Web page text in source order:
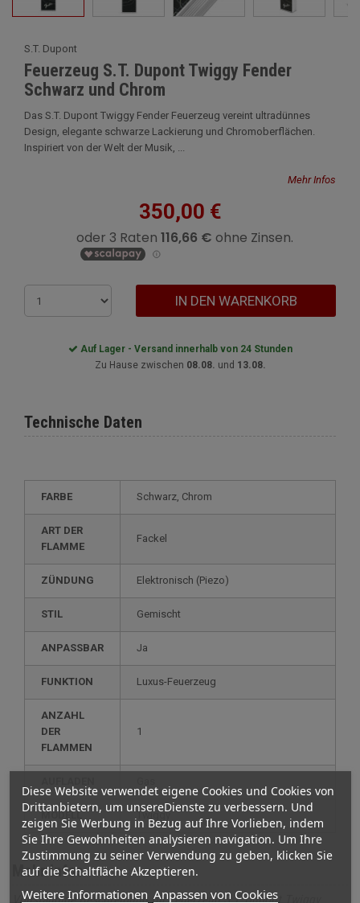
Diese Website verwendet eigene Cookies und Cookies von
Drittanbietern, um unsereDienste zu verbessern. Und
zeigen Sie Werbung in Bezug auf Ihre Vorlieben, indem
Sie Ihre Gewohnheiten analysieren navigation. Um Ihre
Zustimmung zu seiner Verwendung zu geben, klicken Sie
auf die Schaltfläche Akzeptieren.
Weitere Informationen Anpassen von Cookies
S.T. Dupont
Feuerzeug S.T. Dupont Twiggy Fender
Schwarz und Chrom
Das S.T. Dupont Twiggy Fender Feuerzeug vereint ultradünnes
Design, elegante schwarze Lackierung und Chromoberflächen.
Inspiriert von der Welt der Musik, ...
Mehr Infos
350,00 €
IN DEN WARENKORB
Auf Lager - Versand innerhalb von 24 Stunden
Zu Hause zwischen 08.08. und 13.08.
Technische Daten
FARBE Schwarz, Chrom
ART DER
FLAMME
Fackel
ZÜNDUNG elektronisch (Piezo)
STIL gemischt
ANPASSBAR ja
FUNKTION luxus-Feuerzeug
ANZAHL
DER
FLAMMEN
1
MODELL twiggy
Mehr Infos
Vollständige Beschreibung für Feuerzeug S.T. Dupont Twiggy